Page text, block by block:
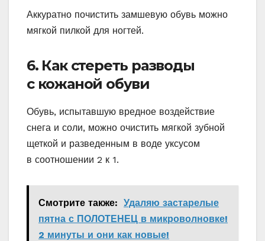
Аккуратно почистить замшевую обувь можно
мягкой пилкой для ногтей.
6. Как стереть разводы
с кожаной обуви
Обувь, испытавшую вредное воздействие
снега и соли, можно очистить мягкой зубной
щеткой и разведенным в воде уксусом
в соотношении 2 к 1.
Смотрите также: Удаляю застарелые
пятна с ПОЛОТЕНЕЦ в микроволновке!
2 минуты и они как новые!